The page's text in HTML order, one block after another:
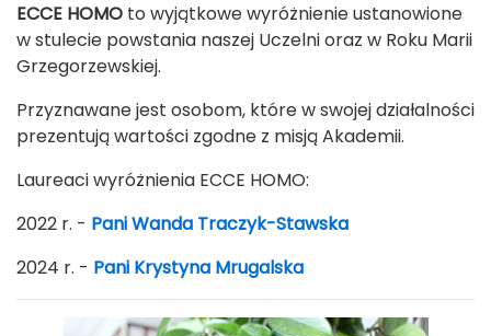
ECCE HOMO to wyjątkowe wyróżnienie ustanowione
w stulecie powstania naszej Uczelni oraz w Roku Marii
Grzegorzewskiej.
Przyznawane jest osobom, które w swojej działalności
prezentują wartości zgodne z misją Akademii.
Laureaci wyróżnienia ECCE HOMO:
2022 r. - Pani Wanda Traczyk-Stawska
2024 r. - Pani Krystyna Mrugalska